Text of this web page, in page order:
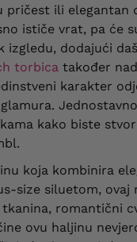
pričest ili elegantan
ističe vrat, pa će
izgledu, dodajući
torbica također
karakter
kako biste
koja kombinira
size siluetom, ovaj
tkanina, romantični
ovu haljinu